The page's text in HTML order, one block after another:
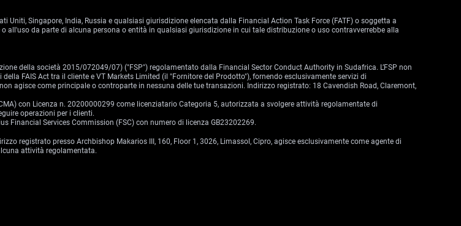
Singapore, India, Russia e qualsiasi giurisdizione elencata dalla Financial Action Task Force (FATF) o soggetta a
da parte di alcuna persona o entità in qualsiasi giurisdizione in cui tale distribuzione o uso contravverrebbe alla
della società 2015/072049/07) ("FSP") regolamentato dalla Financial Sector Conduct Authority in Sudafrica. L’FSP non
FAIS Act tra il cliente e VT Markets Limited (il "Fornitore del Prodotto"), fornendo esclusivamente servizi di
agisce come principale o controparte in nessuna delle tue transazioni. Indirizzo registrato: 18 Cavendish Road, Claremont,
con Licenza n. 20200000299 come licenziatario Categoria 5, autorizzata a svolgere attività regolamentate di
operazioni per i clienti.
Financial Services Commission (FSC) con numero di licenza GB23202269.
registrato presso Archbishop Makarios III, 160, Floor 1, 3026, Limassol, Cipro, agisce esclusivamente come agente di
attività regolamentata.